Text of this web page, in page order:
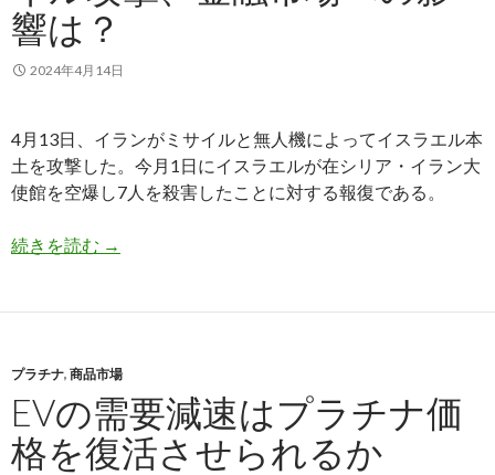
響は？
2024年4月14日
4月13日、イランがミサイルと無人機によってイスラエル本
土を攻撃した。今月1日にイスラエルが在シリア・イラン大
使館を空爆し7人を殺害したことに対する報復である。
続きを読む イランがイスラエルをミサイル攻撃、金融市場
→
プラチナ, 商品市場
EVの需要減速はプラチナ価
格を復活させられるか